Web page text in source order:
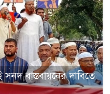
বাস্তবায়নের দাবিতে